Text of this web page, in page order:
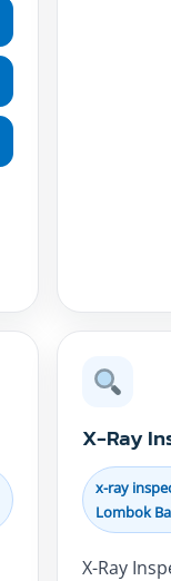
X-Ray
x-ray
Lombok
X-Ray